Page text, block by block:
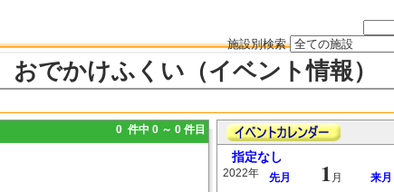
施設別検索
おでかけふくい（イベント情報）
0 件中 0 ～ 0 件目
指定なし
2022年 先月 1 月
来月